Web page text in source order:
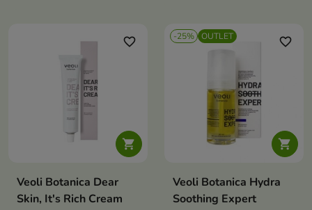

favorite_border
Veoli Botanica Dear
Skin, It's Rich Cream
-25% OUTLET

favorite_border
Veoli Botanica Hydra
Soothing Expert